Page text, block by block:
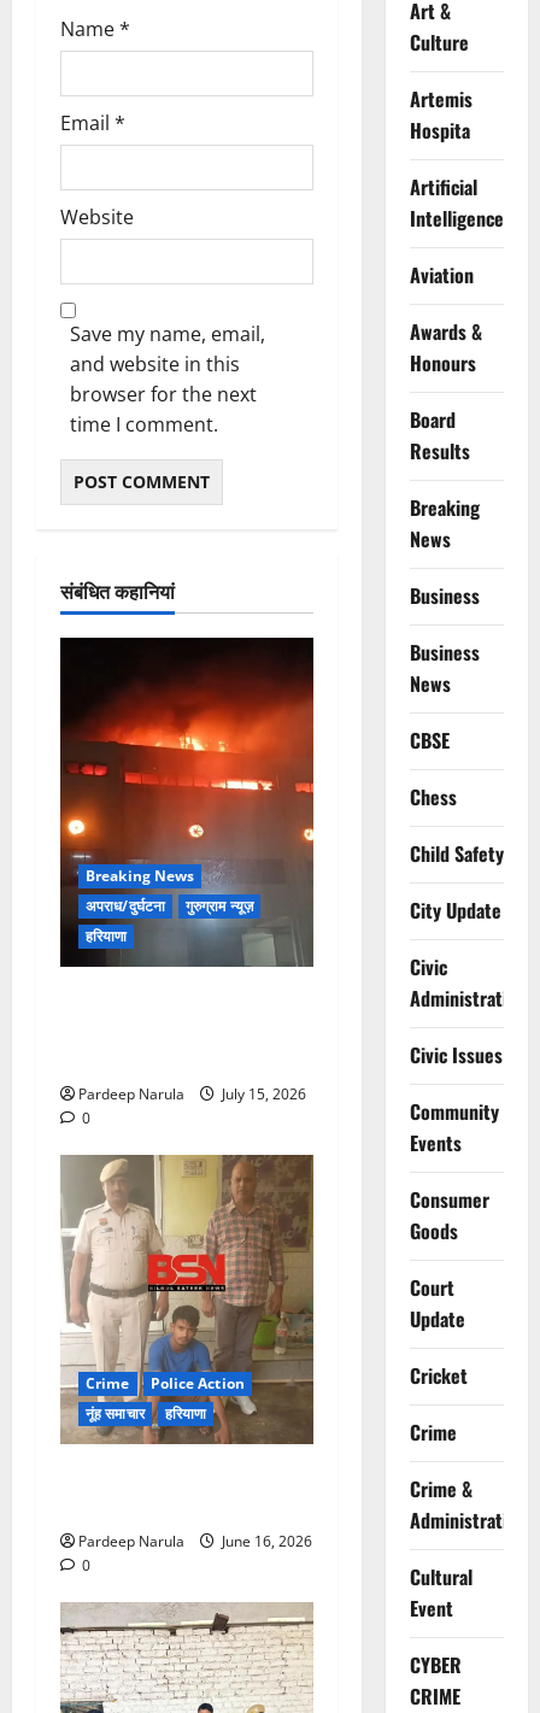
Name*
Email *
Website
Save my name, email,
and website in this
browser for the next
time I comment.
संबंधित कहानियां
Breaking News
अपराध/दुर्घटना
गुरुग्राम न्यूज़
हरियाणा
Pardeep Narula
July 15, 2026
0
Crime
Police Action
नूंह समाचार
हरियाणा
Pardeep Narula
June 16, 2026
0
Art &
Culture
Artemis
Hospita
Artificial
Intelligence
Aviation
Awards &
Honours
Board
Results
Breaking
News
Business
Business
News
CBSE
Chess
Child Safety
City Update
Civic
Administration
Civic Issues
Community
Events
Consumer
Goods
Court
Update
Cricket
Crime
Crime &
Administration
Cultural
Event
CYBER
CRIME